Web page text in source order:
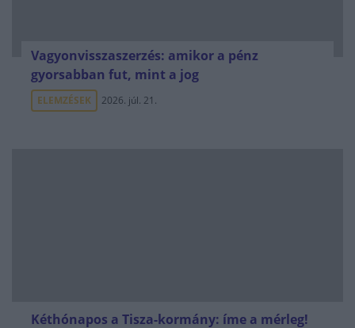
Vagyonvisszaszerzés: amikor a pénz
gyorsabban fut, mint a jog
ELEMZÉSEK 2026. júl. 21.
Kéthónapos a Tisza-kormány: íme a mérleg!